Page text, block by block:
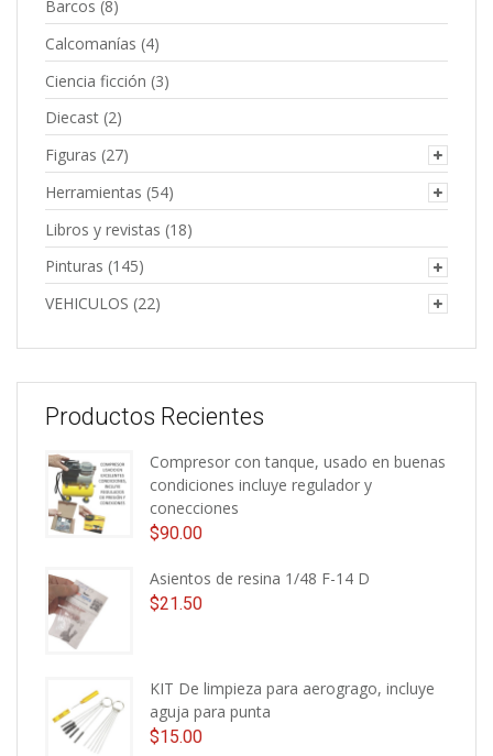
Barcos (8)
Calcomanías (4)
Ciencia ficción (3)
Diecast (2)
Figuras (27)
Herramientas (54)
Libros y revistas (18)
Pinturas (145)
VEHICULOS (22)
Productos Recientes
Compresor con tanque, usado en buenas
condiciones incluye regulador y
conecciones
$90.00
Asientos de resina 1/48 F-14 D
$21.50
KIT De limpieza para aerogrago, incluye
aguja para punta
$15.00